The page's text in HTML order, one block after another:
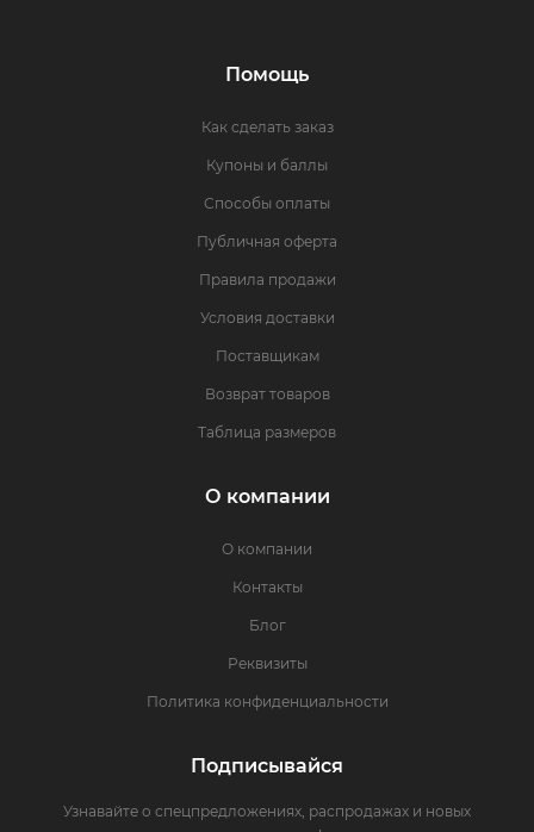
Помощь
Как сделать заказ
Купоны и баллы
Способы оплаты
Публичная оферта
Правила продажи
Условия доставки
Поставщикам
Возврат товаров
Таблица размеров
О компании
О компании
Контакты
Блог
Реквизиты
Политика конфиденциальности
Подписывайся
Узнавайте о спецпредложениях, распродажах и новых